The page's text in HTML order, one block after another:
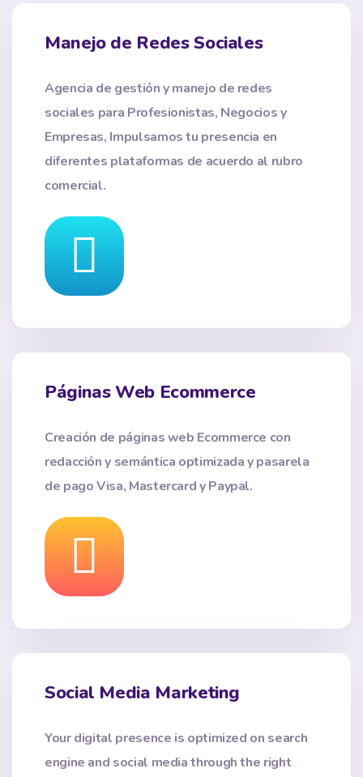
Manejo de Redes Sociales
Agencia de gestión y manejo de redes
sociales para Profesionistas, Negocios y
Empresas, Impulsamos tu presencia en
diferentes plataformas de acuerdo al rubro
comercial.
Páginas Web Ecommerce
Creación de páginas web Ecommerce con
redacción y semántica optimizada y pasarela
de pago Visa, Mastercard y Paypal.
Social Media Marketing
Your digital presence is optimized on search
engine and social media through the right